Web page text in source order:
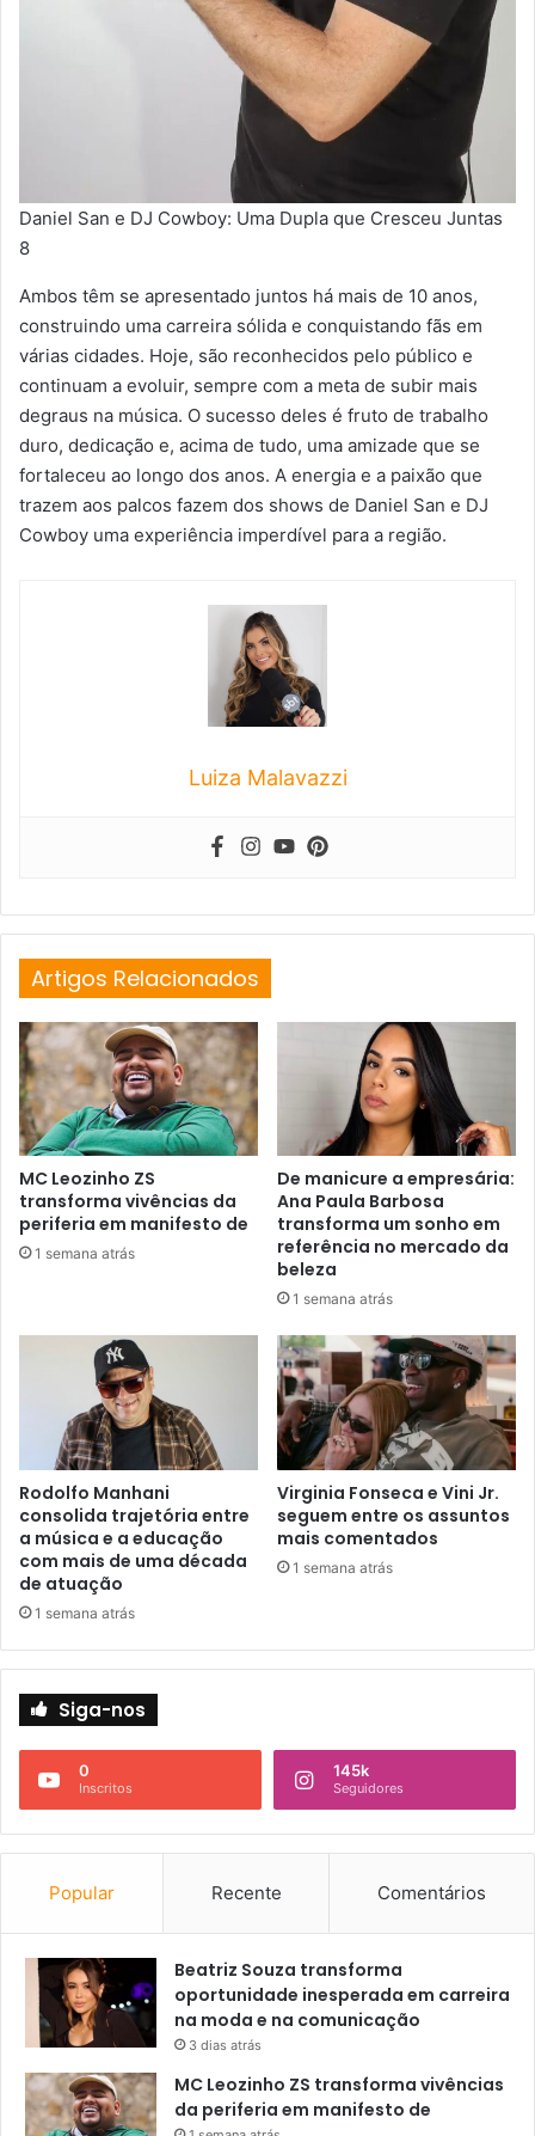
Daniel San e DJ Cowboy: Uma Dupla que Cresceu Juntas
8
Ambos têm se apresentado juntos há mais de 10 anos,
construindo uma carreira sólida e conquistando fãs em
várias cidades. Hoje, são reconhecidos pelo público e
continuam a evoluir, sempre com a meta de subir mais
degraus na música. O sucesso deles é fruto de trabalho
duro, dedicação e, acima de tudo, uma amizade que se
fortaleceu ao longo dos anos. A energia e a paixão que
trazem aos palcos fazem dos shows de Daniel San e DJ
Cowboy uma experiência imperdível para a região.
Luiza Malavazzi
Artigos Relacionados
MC Leozinho ZS
transforma vivências da
periferia em manifesto de
1 semana atrás
De manicure a empresária:
Ana Paula Barbosa
transforma um sonho em
referência no mercado da
beleza
1 semana atrás
Rodolfo Manhani
consolida trajetória entre
a música e a educação
com mais de uma década
de atuação
1 semana atrás
Virginia Fonseca e Vini Jr.
seguem entre os assuntos
mais comentados
1 semana atrás
Siga-nos
0
Inscritos
145k
Seguidores
Popular Recente Comentários
Beatriz Souza transforma
oportunidade inesperada em carreira
na moda e na comunicação
3 dias atrás
MC Leozinho ZS transforma vivências
da periferia em manifesto de